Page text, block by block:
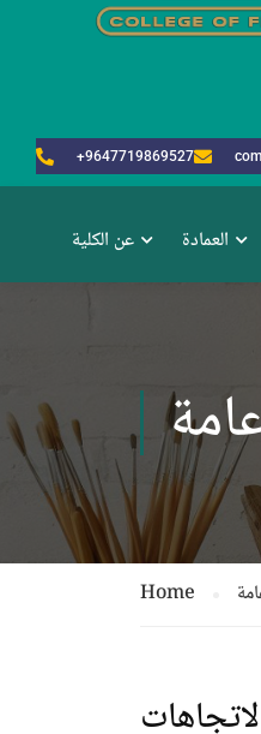
+9647719869527
عن الكلية العمادة
Home